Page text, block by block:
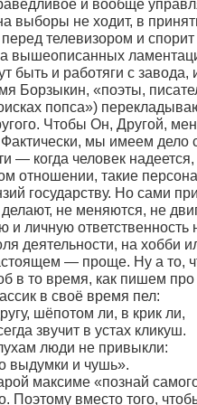
и вообще
выборы не ходит, в
перед телевизором и
вышеописанных
быть и работяги с
Борзыкин, «поэты,
попса»)
Чтобы Он, Другой,
Фактически, мы имеем
— когда человек
отношении, такие
государству. Но сами
не меняются, не
и личную
деятельности, на хобби
— проще. Ну а то,
в то время, как пишем
в своё время пел:
шёпотом ли, в крик ли,
звучит в устах кликуш.
люди не привыкли:
выдумки и чушь».
максиме «познай
Поэтому вместо того,